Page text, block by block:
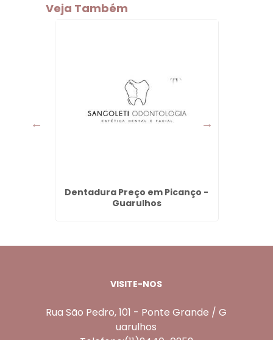
Veja Também
Dentadura Preço em Picanço -
Guarulhos
VISITE-NOS
Rua São Pedro, 101 - Ponte Grande / G
uarulhos